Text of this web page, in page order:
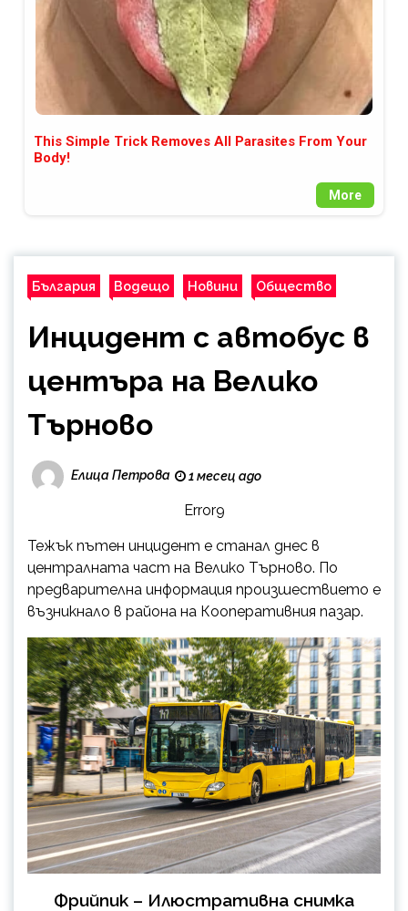
This Simple Trick Removes All Parasites From Your
Body!
More
България Водещо Новини Общество
Инцидент с автобус в
центъра на Велико
Търново
Елица Петрова 1 месец ago
Error9
Тежък пътен инцидент е станал днес в
централната част на Велико Търново. По
предварителна информация произшествието е
възникнало в района на Кооперативния пазар.
Фрийпик – Илюстративна снимка